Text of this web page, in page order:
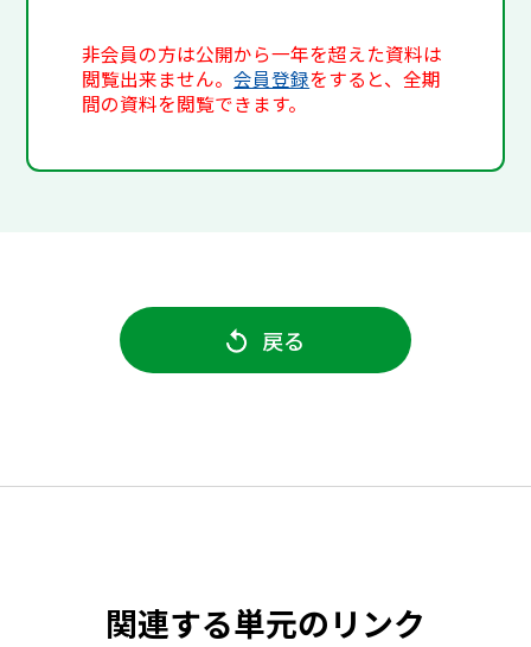
非会員の方は公開から一年を超えた資料は
閲覧出来ません。会員登録をすると、全期
間の資料を閲覧できます。
戻る
関連する単元のリンク